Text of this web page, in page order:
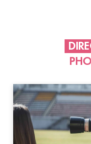
Admissions
Informations